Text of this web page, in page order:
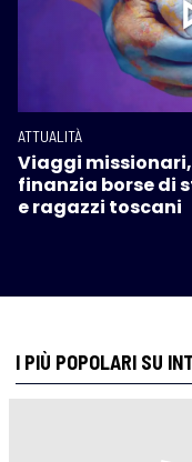
ATTUALITÀ
Viaggi
finanzia borse di
e ragazzi toscani
I PIÙ POPOLARI SU